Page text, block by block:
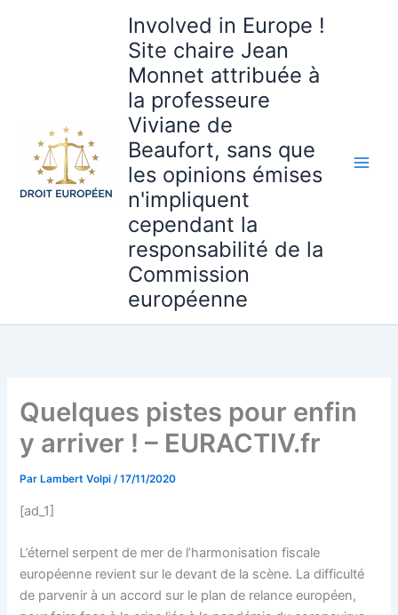
Involved in Europe !
Site chaire Jean
Monnet attribuée à
la professeure
Viviane de
Beaufort, sans que
les opinions émises
n'impliquent
cependant la
responsabilité de la
Commission
européenne
Quelques pistes pour enfin
y arriver ! – EURACTIV.fr
Par Lambert Volpi/17/11/2020
[ad_1]
L’éternel serpent de mer de l’harmonisation fiscale
européenne revient sur le devant de la scène. La difficulté
de parvenir à un accord sur le plan de relance européen,